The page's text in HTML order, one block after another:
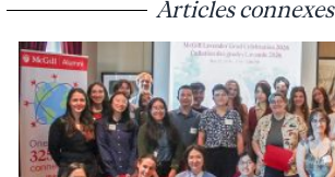
Articles connexes